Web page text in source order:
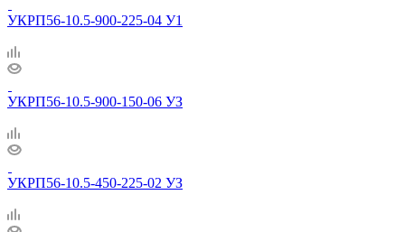
УКРП56-10.5-900-225-04 У1
УКРП56-10.5-900-150-06 УЗ
УКРП56-10.5-450-225-02 УЗ